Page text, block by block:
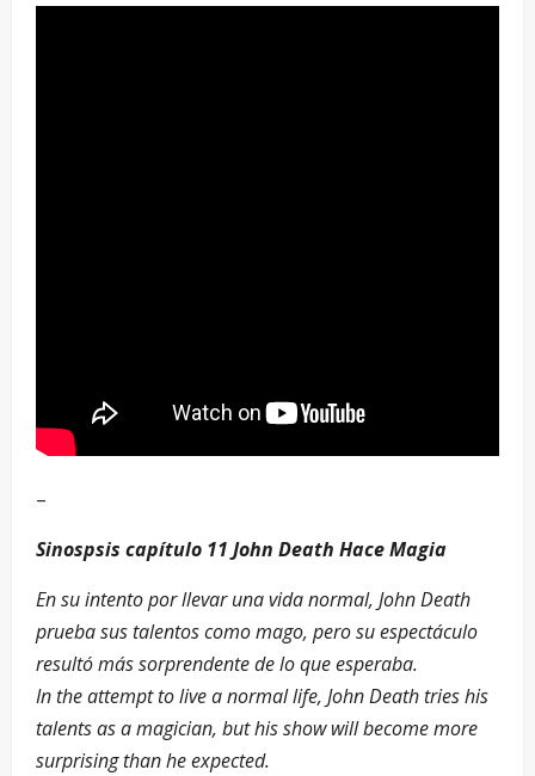
–
Sinospsis capítulo 11 John Death Hace Magia
En su intento por llevar una vida normal, John Death
prueba sus talentos como mago, pero su espectáculo
resultó más sorprendente de lo que esperaba.
In the attempt to live a normal life, John Death tries his
talents as a magician, but his show will become more
surprising than he expected.